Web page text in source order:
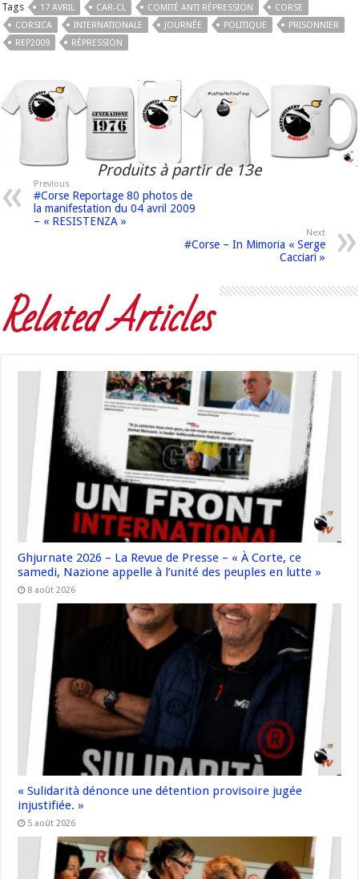
Tags 17 AVRIL CAR-CL COMITÉ ANTI RÉPRESSION
CORSE
CORSICA
INTERNATIONALE JOURNÉE POLITIQUE
PRISONNIER
REP2009
RÉPRESSION
Produits à partir de 13e
Previous
#Corse Reportage 80 photos de
la manifestation du 04 avril 2009
– « RESISTENZA »
Next
#Corse – In Mimoria « Serge
Cacciari »
Related Articles
Ghjurnate 2026 – La Revue de Presse – « À Corte, ce
samedi, Nazione appelle à l’unité des peuples en lutte »
8 août 2026
« Sulidarità dénonce une détention provisoire jugée
injustifiée. »
5 août 2026